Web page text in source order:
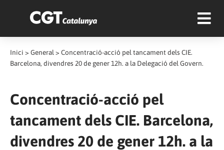
Inici > General > Concentració-acció pel tancament dels CIE.
Barcelona, divendres 20 de gener 12h. a la Delegació del Govern.
Concentració-acció pel
tancament dels CIE. Barcelona,
divendres 20 de gener 12h. a la